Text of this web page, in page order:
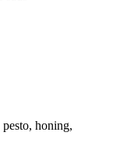
pesto, honing,